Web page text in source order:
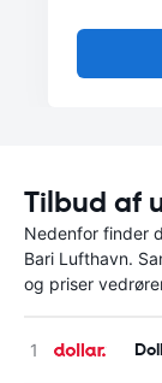
Tilbud af
Nedenfor finder
Bari Lufthavn.
og priser